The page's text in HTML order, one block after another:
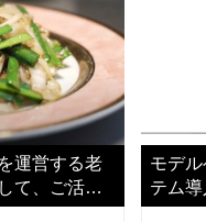
運営する老
て、ご活躍
モデ
テム
お任